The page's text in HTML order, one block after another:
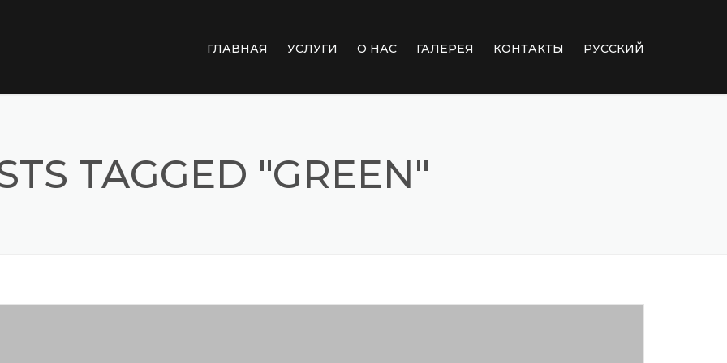
ГЛАВНАЯ УСЛУГИ
ДЕФОРМАЦИОННЫЕ ШВЫ
ОПОРНЫЕ ЧАСТИ МОСТА
ГАБИОНЫ
О НАС ГАЛЕРЕЯ КОНТАКТЫ РУССКИЙ
TAGGED "GREEN"